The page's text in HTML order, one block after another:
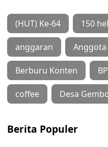
(HUT) Ke-64 150
anggaran Anggota
Berburu Konten
coffee Desa
Berita Populer